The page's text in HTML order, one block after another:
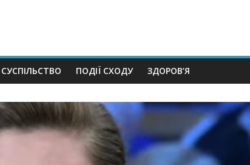
СУСПІЛЬСТВО ПОДІЇ СХОДУ ЗДОРОВ’Я